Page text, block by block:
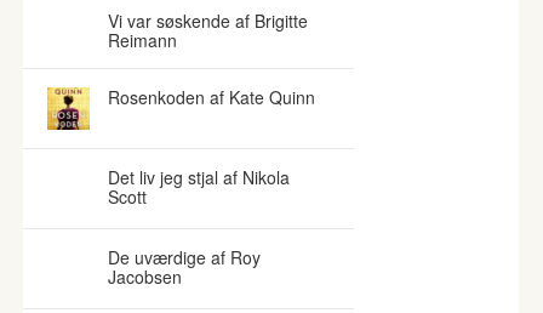
Vi var søskende af Brigitte
Reimann
Rosenkoden af Kate Quinn
Det liv jeg stjal af Nikola
Scott
De uværdige af Roy
Jacobsen